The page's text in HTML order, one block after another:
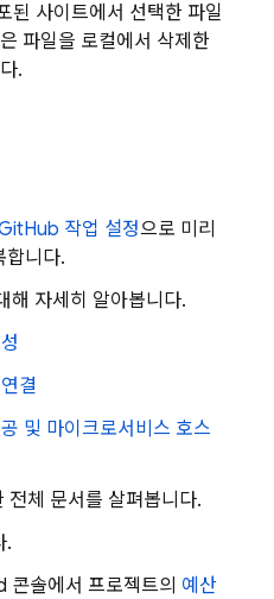
된 사이트에서 선택한 파일
파일을 로컬에서 삭제한
.
작업 설정으로 미리
합니다.
해 자세히 알아봅니다.
결
및 마이크로서비스 호스
전체 문서를 살펴봅니다.
.
콘솔에서 프로젝트의 예산